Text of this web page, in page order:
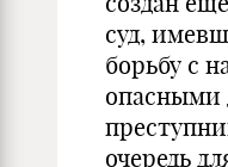
суд,
борьбу с
опасными
очередь